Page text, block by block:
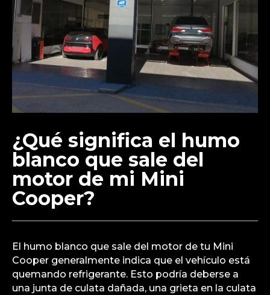
¿Qué significa el humo
blanco que sale del
motor de mi Mini
Cooper?
El humo blanco que sale del motor de tu Mini
Cooper generalmente indica que el vehículo está
quemando refrigerante. Esto podría deberse a
una junta de culata dañada, una grieta en la culata